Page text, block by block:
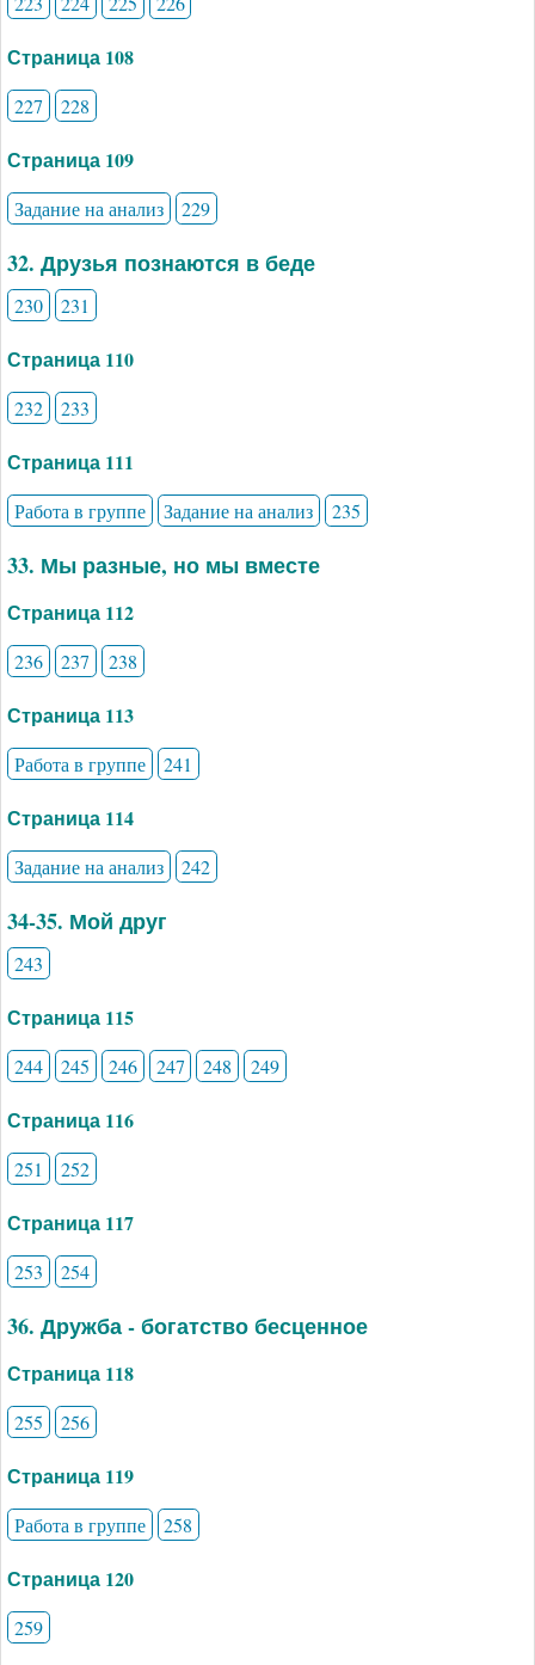
Страница 108
227 228
Страница 109
Задание на анализ 229
32. Друзья познаются в беде
230 231
Страница 110
232 233
Страница 111
Работа в группе Задание на анализ 235
33. Мы разные, но мы вместе
Страница 112
236 237 238
Страница 113
Работа в группе 241
Страница 114
Задание на анализ 242
34-35. Мой друг
243
Страница 115
244 245 246 247 248 249
Страница 116
251 252
Страница 117
253 254
36. Дружба - богатство бесценное
Страница 118
255 256
Страница 119
Работа в группе 258
Страница 120
259